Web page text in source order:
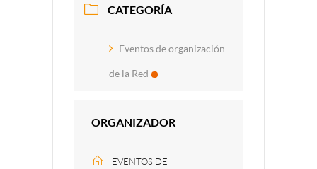
CATEGORÍA
Eventos de organización
de la Red
ORGANIZADOR
EVENTOS DE